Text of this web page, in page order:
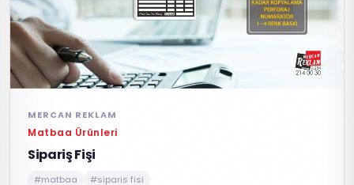
MERCAN REKLAM
Matbaa Ürünleri
Sipariş Fişi
#matbaa #siparis fisi